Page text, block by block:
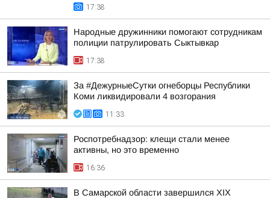
17:38
Народные дружинники помогают сотрудникам
полиции патрулировать Сыктывкар
17:38
За #ДежурныеСутки огнеборцы Республики
Коми ликвидировали 4 возгорания
11:33
Роспотребнадзор: клещи стали менее
активны, но это временно
16:36
В Самарской области завершился XIХ